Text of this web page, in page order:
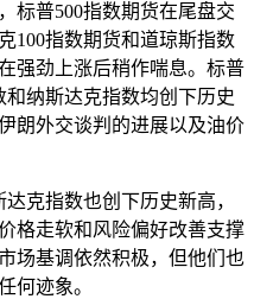
标普500指数期货在尾盘交
100指数期货和道琼斯指数
强劲上涨后稍作喘息。标普
纳斯达克指数均创下历史
朗外交谈判的进展以及油价
克指数也创下历史新高，
格走软和风险偏好改善支撑
场基调依然积极，但他们也
何迹象。